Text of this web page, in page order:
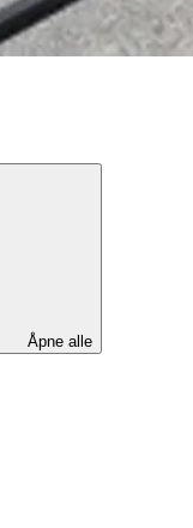
Åpne alle